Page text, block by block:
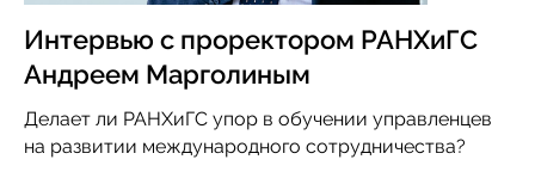
Интервью с проректором РАНХиГС
Андреем Марголиным
Делает ли РАНХиГС упор в обучении управленцев
на развитии международного сотрудничества?